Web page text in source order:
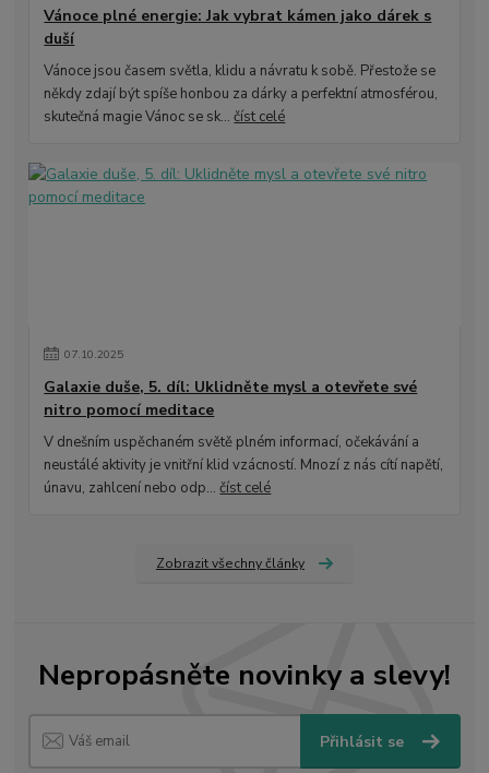
Vánoce plné energie: Jak vybrat kámen jako dárek s
duší
Vánoce jsou časem světla, klidu a návratu k sobě. Přestože se
někdy zdají být spíše honbou za dárky a perfektní atmosférou,
skutečná magie Vánoc se sk...číst celé
07.10.2025
Galaxie duše, 5. díl: Uklidněte mysl a otevřete své
nitro pomocí meditace
V dnešním uspěchaném světě plném informací, očekávání a
neustálé aktivity je vnitřní klid vzácností. Mnozí z nás cítí napětí,
únavu, zahlcení nebo odp...číst celé
Zobrazit všechny články
Nepropásněte novinky a slevy!
Přihlásit se